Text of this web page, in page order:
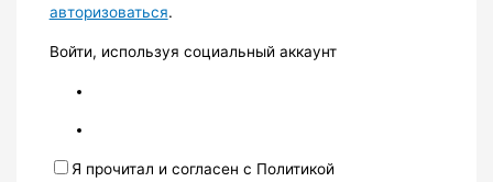
авторизоваться.
Войти, используя социальный аккаунт
Я прочитал и согласен с Политикой